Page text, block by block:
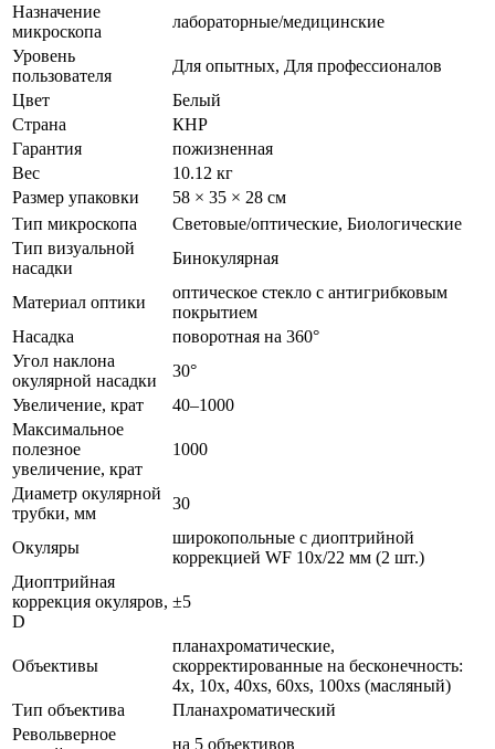
Назначение
микроскопа
лабораторные/медицинские
Уровень
пользователя
Для опытных, Для профессионалов
Цвет
Белый
Страна
КНР
Гарантия
пожизненная
Вес
10.12 кг
Размер упаковки
58 × 35 × 28 см
Тип микроскопа
Световые/оптические, Биологические
Тип визуальной
насадки
Бинокулярная
Материал оптики
оптическое стекло с антигрибковым
покрытием
Насадка
поворотная на 360°
Угол наклона
окулярной насадки
30°
Увеличение, крат
40–1000
Максимальное
полезное
увеличение, крат
1000
Диаметр окулярной
трубки, мм
30
Окуляры
широкопольные с диоптрийной
коррекцией WF 10х/22 мм (2 шт.)
Диоптрийная
коррекция окуляров,
D
±5
Объективы
планахроматические,
скорректированные на бесконечность:
4x, 10x, 40xs, 60xs, 100xs (масляный)
Тип объектива
Планахроматический
Револьверное
на 5 объективов